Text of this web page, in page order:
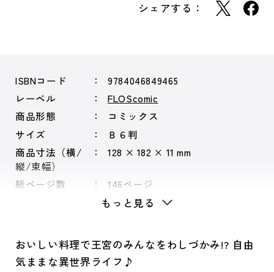
シェアする：
ISBNコード
9784046849465
レーベル
FLOScomic
商品形態
コミックス
サイズ
Ｂ６判
商品寸法（横/
縦/束幅）
128 × 182 × 11 mm
総ページ数 146ページ
もっと見る
おいしい料理で王宮のみんなをわしづかみ!? 自由
気ままな異世界ライフ♪